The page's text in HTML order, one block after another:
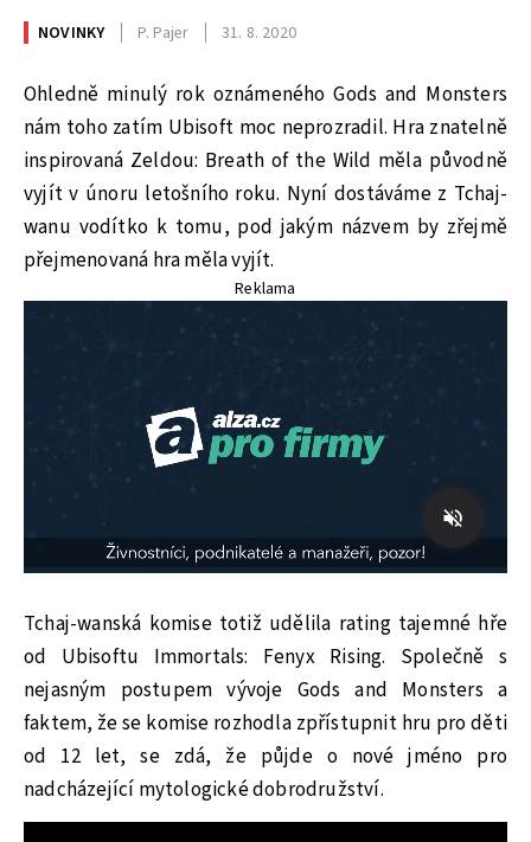
NOVINKY P. Pajer 31. 8. 2020
Ohledně minulý rok oznámeného Gods and Monsters
nám toho zatím Ubisoft moc neprozradil. Hra znatelně
inspirovaná Zeldou: Breath of the Wild měla původně
vyjít v únoru letošního roku. Nyní dostáváme z Tchaj-
wanu vodítko k tomu, pod jakým názvem by zřejmě
přejmenovaná hra měla vyjít.
Reklama
Tchaj-wanská komise totiž udělila rating tajemné hře
od Ubisoftu Immortals: Fenyx Rising. Společně s
nejasným postupem vývoje Gods and Monsters a
faktem, že se komise rozhodla zpřístupnit hru pro děti
od 12 let, se zdá, že půjde o nové jméno pro
nadcházející mytologické dobrodružství.